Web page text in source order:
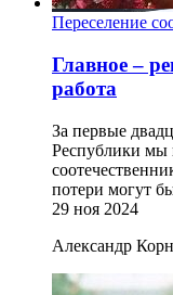
Переселение
Главное –
работа
За первые
Республики мы
потери могут
29 ноя 2024
Александр